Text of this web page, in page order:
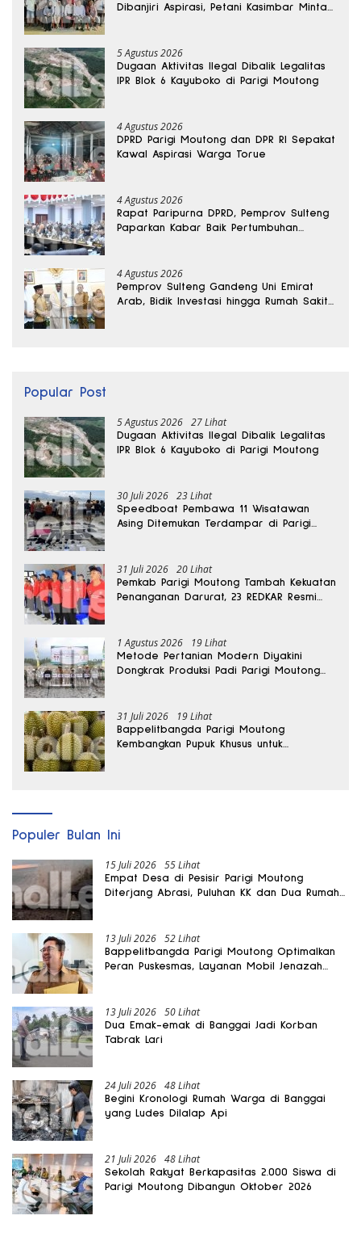
Dibanjiri Aspirasi, Petani Kasimbar Minta
5 Agustus 2026
Dugaan Aktivitas Ilegal Dibalik Legalitas
IPR Blok 6 Kayuboko di Parigi Moutong
4 Agustus 2026
DPRD Parigi Moutong dan DPR RI Sepakat
Kawal Aspirasi Warga Torue
4 Agustus 2026
Rapat Paripurna DPRD, Pemprov Sulteng
Paparkan Kabar Baik Pertumbuhan
4 Agustus 2026
Pemprov Sulteng Gandeng Uni Emirat
Arab, Bidik Investasi hingga Rumah Sakit
Popular Post
5 Agustus 2026 27 Lihat
Dugaan Aktivitas Ilegal Dibalik Legalitas
IPR Blok 6 Kayuboko di Parigi Moutong
30 Juli 2026 23 Lihat
Speedboat Pembawa 11 Wisatawan
Asing Ditemukan Terdampar di Parigi
31 Juli 2026 20 Lihat
Pemkab Parigi Moutong Tambah Kekuatan
Penanganan Darurat, 23 REDKAR Resmi
1 Agustus 2026 19 Lihat
Metode Pertanian Modern Diyakini
Dongkrak Produksi Padi Parigi Moutong
31 Juli 2026 19 Lihat
Bappelitbangda Parigi Moutong
Kembangkan Pupuk Khusus untuk
Populer Bulan Ini
15 Juli 2026 55 Lihat
Empat Desa di Pesisir Parigi Moutong
Diterjang Abrasi, Puluhan KK dan Dua Rumah
13 Juli 2026 52 Lihat
Bappelitbangda Parigi Moutong Optimalkan
Peran Puskesmas, Layanan Mobil Jenazah
13 Juli 2026 50 Lihat
Dua Emak-emak di Banggai Jadi Korban
Tabrak Lari
24 Juli 2026 48 Lihat
Begini Kronologi Rumah Warga di Banggai
yang Ludes Dilalap Api
21 Juli 2026 48 Lihat
Sekolah Rakyat Berkapasitas 2.000 Siswa di
Parigi Moutong Dibangun Oktober 2026